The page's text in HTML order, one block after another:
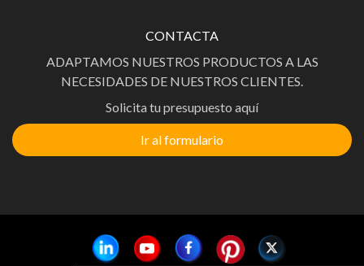
CONTACTA
ADAPTAMOS NUESTROS PRODUCTOS A LAS
NECESIDADES DE NUESTROS CLIENTES.
Solicita tu presupuesto aquí
Ir al formulario